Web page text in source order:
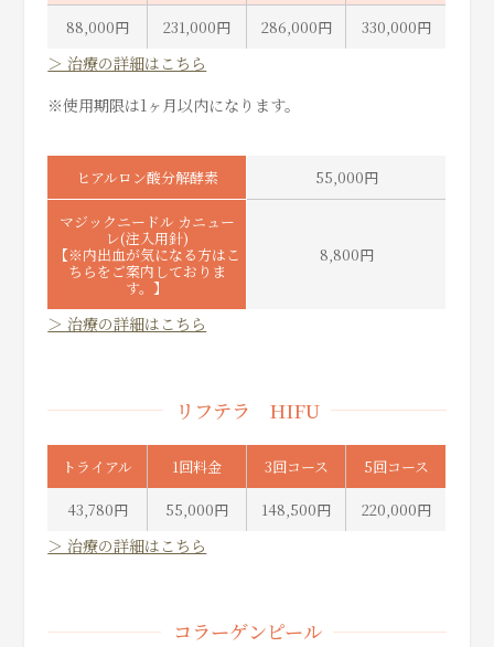
88,000円 231,000円 286,000円 330,000円
＞ 治療の詳細はこちら
※使用期限は1ヶ月以内になります。
ヒアルロン酸分解酵素 55,000円
マジックニードル カニュー
レ(注入用針)
【※内出血が気になる方はこ
ちらをご案内しておりま
す。】
8,800円
＞ 治療の詳細はこちら
リフテラ HIFU
トライアル 1回料金 3回コース 5回コース
43,780円 55,000円 148,500円 220,000円
＞ 治療の詳細はこちら
コラーゲンピール